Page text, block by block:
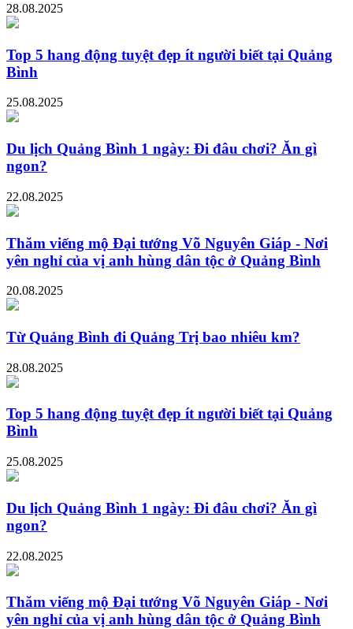
28.08.2025
Top 5 hang động tuyệt đẹp ít người biết tại Quảng
Bình
25.08.2025
Du lịch Quảng Bình 1 ngày: Đi đâu chơi? Ăn gì
ngon?
22.08.2025
Thăm viếng mộ Đại tướng Võ Nguyên Giáp - Nơi
yên nghỉ của vị anh hùng dân tộc ở Quảng Bình
20.08.2025
Từ Quảng Bình đi Quảng Trị bao nhiêu km?
28.08.2025
Top 5 hang động tuyệt đẹp ít người biết tại Quảng
Bình
25.08.2025
Du lịch Quảng Bình 1 ngày: Đi đâu chơi? Ăn gì
ngon?
22.08.2025
Thăm viếng mộ Đại tướng Võ Nguyên Giáp - Nơi
yên nghỉ của vị anh hùng dân tộc ở Quảng Bình